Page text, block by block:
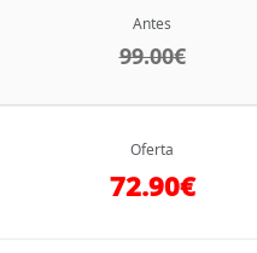
Antes
99.00€
Oferta
72.90€